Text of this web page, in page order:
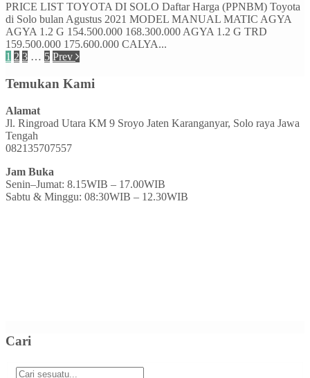
PRICE LIST TOYOTA DI SOLO Daftar Harga (PPNBM) Toyota
di Solo bulan Agustus 2021 MODEL MANUAL MATIC AGYA
AGYA 1.2 G 154.500.000 168.300.000 AGYA 1.2 G TRD
159.500.000 175.600.000 CALYA...
1 2 3 … 5 Prev
Temukan Kami
Alamat
Jl. Ringroad Utara KM 9 Sroyo Jaten Karanganyar, Solo raya Jawa
Tengah
082135707557
Jam Buka
Senin–Jumat: 8.15WIB – 17.00WIB
Sabtu & Minggu: 08:30WIB – 12.30WIB
Cari